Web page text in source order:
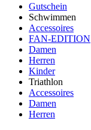
Gutschein
Schwimmen
Accessoires
FAN-EDITION
Damen
Herren
Kinder
Triathlon
Accessoires
Damen
Herren